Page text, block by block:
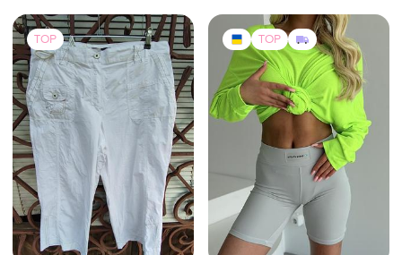
199 грн 1
Бріджи mode
L-XL
250 грн
Розпада! велосипедки
легінси багато кольорів
біфлекс
і ще 2